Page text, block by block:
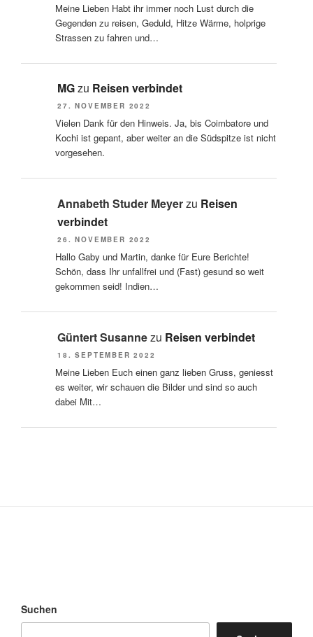
Meine Lieben Habt ihr immer noch Lust durch die
Gegenden zu reisen, Geduld, Hitze Wärme, holprige
Strassen zu fahren und…
MGzu Reisen verbindet
27. NOVEMBER 2022
Vielen Dank für den Hinweis. Ja, bis Coimbatore und
Kochi ist gepant, aber weiter an die Südspitze ist nicht
vorgesehen.
Annabeth Studer Meyerzu Reisen
verbindet
26. NOVEMBER 2022
Hallo Gaby und Martin, danke für Eure Berichte!
Schön, dass Ihr unfallfrei und (Fast) gesund so weit
gekommen seid! Indien…
Güntert Susannezu Reisen verbindet
18. SEPTEMBER 2022
Meine Lieben Euch einen ganz lieben Gruss, geniesst
es weiter, wir schauen die Bilder und sind so auch
dabei Mit…
Suchen